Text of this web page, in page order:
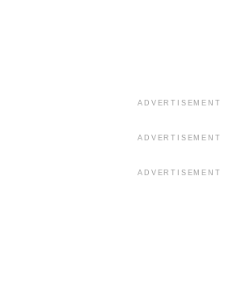
ADVERTISEMENT
ADVERTISEMENT
ADVERTISEMENT